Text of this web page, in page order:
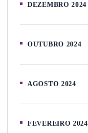
DEZEMBRO 2024
OUTUBRO 2024
AGOSTO 2024
FEVEREIRO 2024